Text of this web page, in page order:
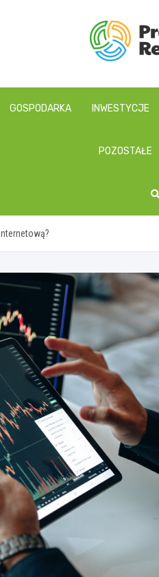
GOSPODARKA INWESTYCJE
POZOSTAŁE